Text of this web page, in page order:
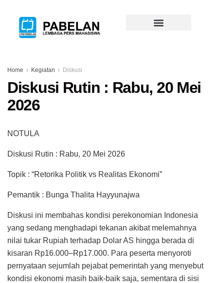
Home Kegiatan Diskusi
Diskusi Rutin : Rabu, 20 Mei
2026
NOTULA
Diskusi Rutin : Rabu, 20 Mei 2026
Topik : “Retorika Politik vs Realitas Ekonomi”
Pemantik : Bunga Thalita Hayyunajwa
Diskusi ini membahas kondisi perekonomian Indonesia
yang sedang menghadapi tekanan akibat melemahnya
nilai tukar Rupiah terhadap Dolar AS hingga berada di
kisaran Rp16.000–Rp17.000. Para peserta menyoroti
pernyataan sejumlah pejabat pemerintah yang menyebut
kondisi ekonomi masih baik-baik saja, sementara di sisi